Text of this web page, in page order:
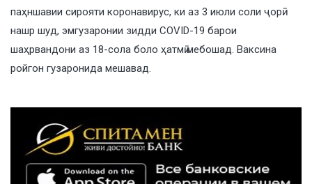
паҳншавии сирояти коронавирус, ки аз 3 июли соли ҷорӣ
нашр шуд, эмгузаронии зидди COVID-19 барои
шаҳрвандони аз 18-сола боло ҳатмӣ мебошад. Ваксина
ройгон гузаронида мешавад.